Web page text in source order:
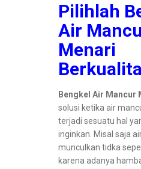
Pilihlah
Air
Menari
Bengkel Air Mancur
solusi ketika air
terjadi sesuatu hal
inginkan. Misal saja
munculkan tidka
karena adanya